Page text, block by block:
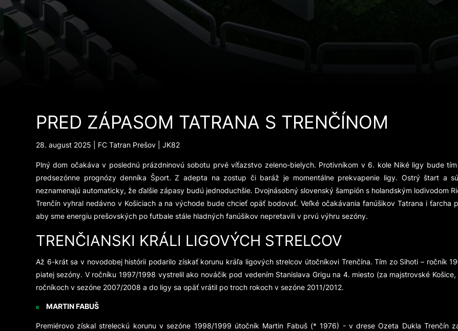
PRED ZÁPASOM TATRANA S TRENČÍNOM
28. august 2025 | FC Tatran Prešov | JK82
Plný dom očakáva v poslednú prázdninovú sobotu prvé víťazstvo zeleno-bielych. Protivníkom v 6. kole Niké ligy bude
predsezónne prognózy denníka Šport. Z adepta na zostup či baráž je momentálne prekvapenie ligy. Ostrý štart a
neznamenajú automaticky, že ďalšie zápasy budú jednoduchšie. Dvojnásobný slovenský šampión s holandským lodivodom
Trenčín vyhral nedávno v Košiciach a na východe bude chcieť opäť bodovať. Veľké očakávania fanúšikov Tatrana i
aby sme energiu prešovských po futbale stále hladných fanúšikov nepretavili v prvú výhru sezóny.
TRENČIANSKI KRÁLI LIGOVÝCH STRELCOV
Až 6-krát sa v novodobej histórii podarilo získať korunu kráľa ligových strelcov útočníkovi Trenčína. Tím zo Sihoti – ročník
piatej sezóny. V ročníku 1997/1998 vystrelil ako nováčik pod vedením Stanislava Grigu na 4. miesto (za majstrovské
ročníkoch v sezóne 2007/2008 a do ligy sa opäť vrátil po troch rokoch v sezóne 2011/2012.
MARTIN FABUŠ
Premiérovo získal streleckú korunu v sezóne 1998/1999 útočník Martin Fabuš (* 1976) - v drese Ozeta Dukla Trenčín